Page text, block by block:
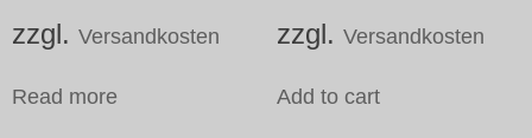
zzgl. Versandkosten
Read more
zzgl. Versandkosten
Add to cart